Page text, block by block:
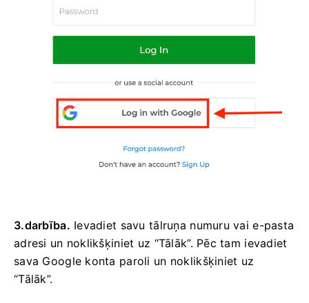
3.darbība. Ievadiet savu tālruņa numuru vai e-pasta
adresi un noklikšķiniet uz “Tālāk”. Pēc tam ievadiet
sava Google konta paroli un noklikšķiniet uz
“Tālāk”.